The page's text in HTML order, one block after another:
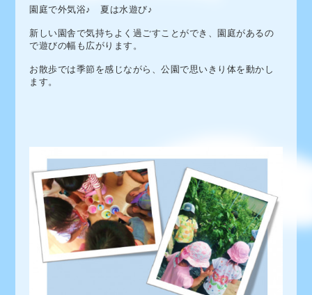
園庭で外気浴♪ 夏は水遊び♪
新しい園舎で気持ちよく過ごすことができ、園庭があるの
で遊びの幅も広がります。
お散歩では季節を感じながら、公園で思いきり体を動かし
ます。